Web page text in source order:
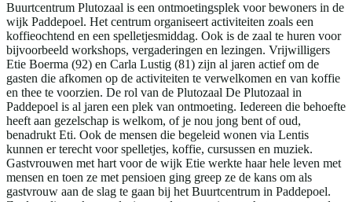
Buurtcentrum Plutozaal is een ontmoetingsplek voor bewoners in de
wijk Paddepoel. Het centrum organiseert activiteiten zoals een
koffieochtend en een spelletjesmiddag. Ook is de zaal te huren voor
bijvoorbeeld workshops, vergaderingen en lezingen. Vrijwilligers
Etie Boerma (92) en Carla Lustig (81) zijn al jaren actief om de
gasten die afkomen op de activiteiten te verwelkomen en van koffie
en thee te voorzien. De rol van de Plutozaal De Plutozaal in
Paddepoel is al jaren een plek van ontmoeting. Iedereen die behoefte
heeft aan gezelschap is welkom, of je nou jong bent of oud,
benadrukt Eti. Ook de mensen die begeleid wonen via Lentis
kunnen er terecht voor spelletjes, koffie, cursussen en muziek.
Gastvrouwen met hart voor de wijk Etie werkte haar hele leven met
mensen en toen ze met pensioen ging greep ze de kans om als
gastvrouw aan de slag te gaan bij het Buurtcentrum in Paddepoel.